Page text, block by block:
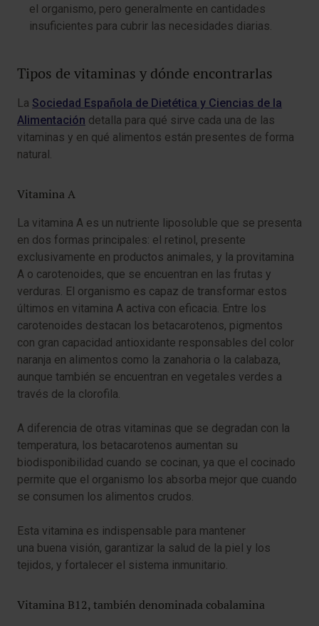
el organismo, pero generalmente en cantidades
insuficientes para cubrir las necesidades diarias.
Tipos de vitaminas y dónde encontrarlas
La Sociedad Española de Dietética y Ciencias de la
Alimentación detalla para qué sirve cada una de las
vitaminas y en qué alimentos están presentes de forma
natural.
Vitamina A
La vitamina A es un nutriente liposoluble que se presenta
en dos formas principales: el retinol, presente
exclusivamente en productos animales, y la provitamina
A o carotenoides, que se encuentran en las frutas y
verduras. El organismo es capaz de transformar estos
últimos en vitamina A activa con eficacia. Entre los
carotenoides destacan los betacarotenos, pigmentos
con gran capacidad antioxidante responsables del color
naranja en alimentos como la zanahoria o la calabaza,
aunque también se encuentran en vegetales verdes a
través de la clorofila.
A diferencia de otras vitaminas que se degradan con la
temperatura, los betacarotenos aumentan su
biodisponibilidad cuando se cocinan, ya que el cocinado
permite que el organismo los absorba mejor que cuando
se consumen los alimentos crudos.
Esta vitamina es indispensable para mantener
una buena visión, garantizar la salud de la piel y los
tejidos, y fortalecer el sistema inmunitario.
Vitamina B12, también denominada cobalamina